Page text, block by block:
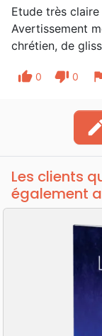
Etude très
Avertissement
chrétien, de
thumb_up 0 thumb_down 0
Les clients
également